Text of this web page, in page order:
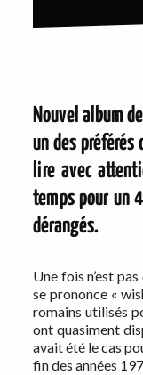
Nouvel album
un des préférés
lire avec
temps pour un
dérangés.
Une fois n’est
se prononce «
romains utilisés
ont quasiment
avait été le cas
fin des années